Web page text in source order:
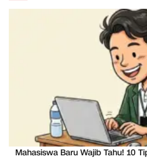
Mahasiswa Baru Wajib Tahu! 10